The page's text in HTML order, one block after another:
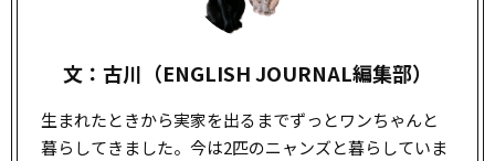
文：古川（ENGLISH JOURNAL編集部）
生まれたときから実家を出るまでずっとワンちゃんと
暮らしてきました。今は2匹のニャンズと暮らしていま